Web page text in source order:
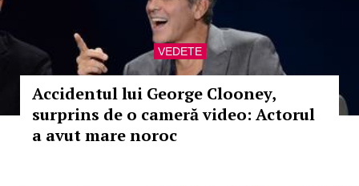
VEDETE
Accidentul lui George Clooney,
surprins de o cameră video: Actorul
a avut mare noroc